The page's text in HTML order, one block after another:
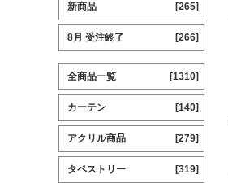
新商品 [265]
8月 受注終了 [266]
全商品一覧 [1310]
カーテン [140]
アクリル商品 [279]
タペストリー [319]